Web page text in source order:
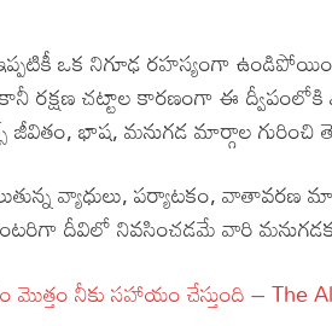
ఒక నిగూఢ రహస్యంగా
రక్షణ చట్టాల కారణంగా ఈ
జీవితం, భాష, మనుగడ మార్గాల గురించి
వ్యాధులు, పర్యాటకం,
దీవిలో నివసించడమే వారి మనుగడకు
మొత్తం నీకు సహాయం చేస్తుంది – The